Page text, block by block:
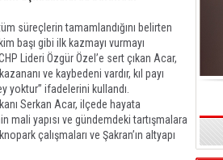
süreçlerin tamamlandığını belirten
başı gibi ilk kazmayı vurmayı
Lideri Özgür Özel’e sert çıkan Acar,
ve kaybedeni vardır, kıl payı
yoktur” ifadelerini kullandı.
Serkan Acar, ilçede hayata
yapısı ve gündemdeki tartışmalara
çalışmaları ve Şakran’ın altyapı